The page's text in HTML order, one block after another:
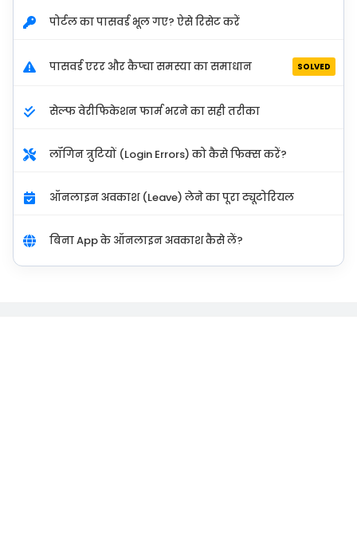
पोर्टल का पासवर्ड भूल गए? ऐसे रिसेट करें
पासवर्ड एरर और कैप्चा समस्या का समाधान SOLVED
सेल्फ वेरीफिकेशन फार्म भरने का सही तरीका
लॉगिन त्रुटियों (Login Errors) को कैसे फिक्स करें?
ऑनलाइन अवकाश (Leave) लेने का पूरा ट्यूटोरियल
बिना App के ऑनलाइन अवकाश कैसे लें?